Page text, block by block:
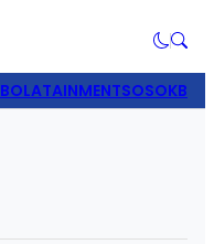
BOLATAINMENTSOSOK